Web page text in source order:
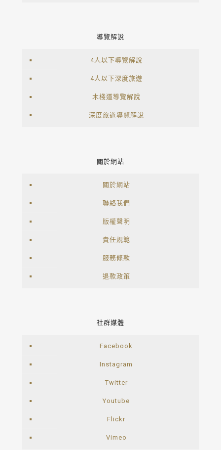
導覽解說
4人以下導覽解說
4人以下深度旅遊
木棧道導覽解說
深度旅遊導覽解說
關於網站
關於網站
聯絡我們
版權聲明
責任規範
服務條款
退款政策
社群媒體
Facebook
Instagram
Twitter
Youtube
Flickr
Vimeo